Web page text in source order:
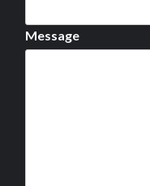
Message